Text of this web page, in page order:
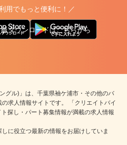
用でもっと便利に！／
ダウンロードはこちらから
グル)」は、千葉県袖ケ浦市・その他のバ
求人情報サイトです。 「クリエイトバイ
探し・パート募集情報が満載の求人情報
に役立つ最新の情報をお届けしていま